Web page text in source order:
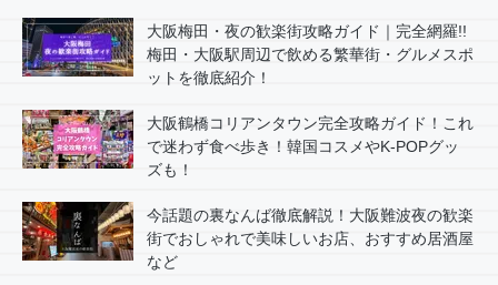
大阪梅田・夜の歓楽街攻略ガイド｜完全網羅!!
梅田・大阪駅周辺で飲める繁華街・グルメスポ
ットを徹底紹介！
大阪鶴橋コリアンタウン完全攻略ガイド！これ
で迷わず食べ歩き！韓国コスメやK-POPグッ
ズも！
今話題の裏なんば徹底解説！大阪難波夜の歓楽
街でおしゃれで美味しいお店、おすすめ居酒屋
など